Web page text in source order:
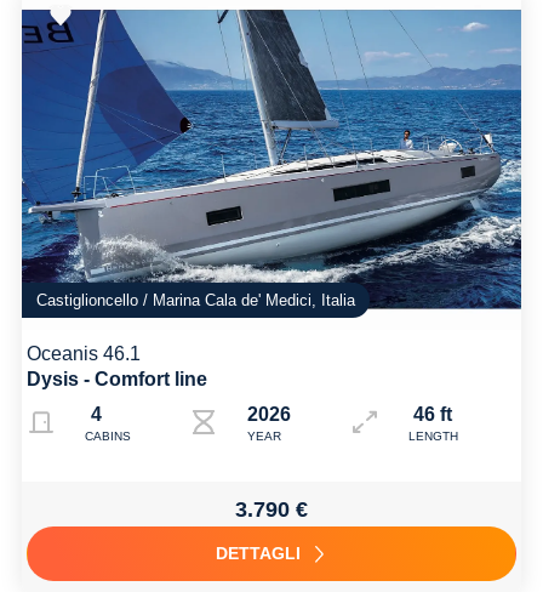
Castiglioncello / Marina Cala de' Medici, Italia
Oceanis 46.1
Dysis - Comfort line
4
CABINS
2026
YEAR
46 ft
LENGTH
3.790 €
DETTAGLI